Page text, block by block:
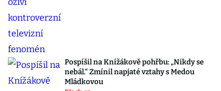
Pospíšil na Knížákově pohřbu: „Nikdy se
nebál.“ Zmínil napjaté vztahy s Medou
Mládkovou